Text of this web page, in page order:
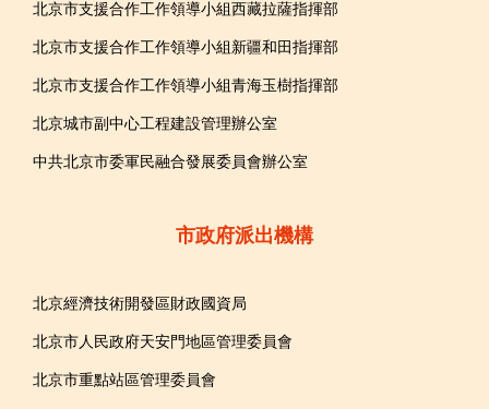
北京市支援合作工作領導小組西藏拉薩指揮部
北京市支援合作工作領導小組新疆和田指揮部
北京市支援合作工作領導小組青海玉樹指揮部
北京城市副中心工程建設管理辦公室
中共北京市委軍民融合發展委員會辦公室
市政府派出機構
北京經濟技術開發區財政國資局
北京市人民政府天安門地區管理委員會
北京市重點站區管理委員會